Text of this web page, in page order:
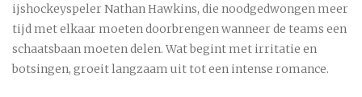
ijshockeyspeler Nathan Hawkins, die noodgedwongen meer
tijd met elkaar moeten doorbrengen wanneer de teams een
schaatsbaan moeten delen. Wat begint met irritatie en
botsingen, groeit langzaam uit tot een intense romance.